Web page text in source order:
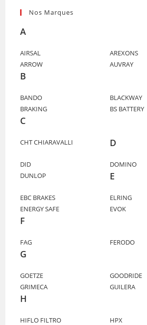
Nos Marques
A
AIRSAL
AREXONS
ARROW
AUVRAY
B
BANDO
BLACKWAY
BRAKING
BS BATTERY
C
CHT CHIARAVALLI D
DID
DOMINO
DUNLOP
E
EBC BRAKES
ELRING
ENERGY SAFE
EVOK
F
FAG FERODO
G
GOETZE
GOODRIDE
GRIMECA
GUILERA
H
HIFLO FILTRO HPX